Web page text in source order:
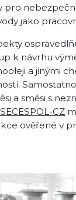
pro
jako
k návrhu
a jinými
a směsi s
CZ
ověřené v